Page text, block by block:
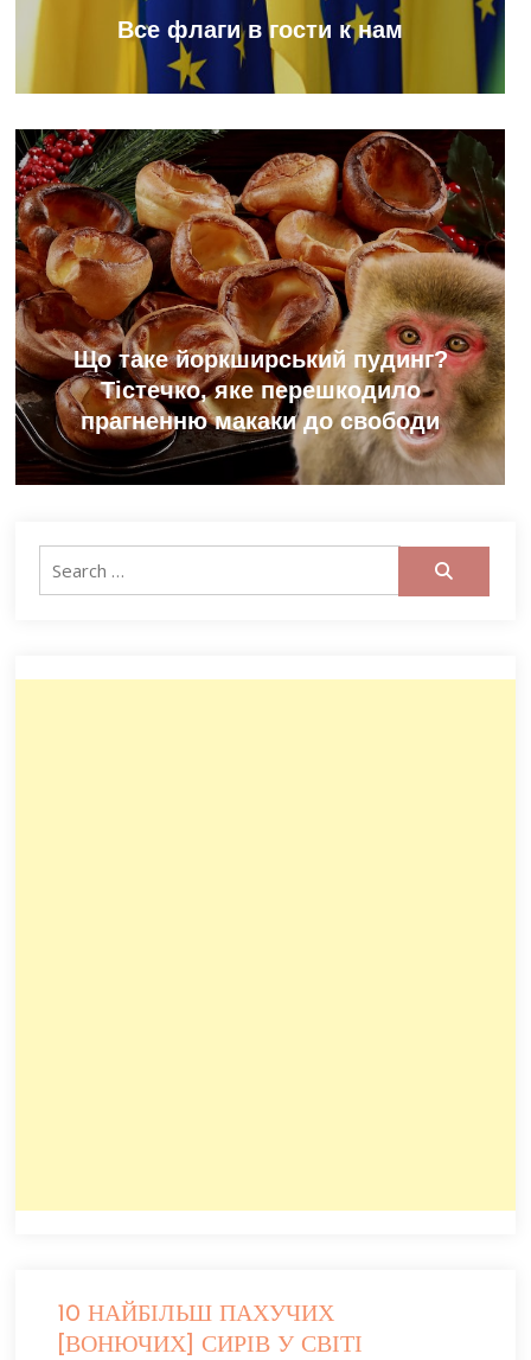
Все флаги в гости к нам
Що таке йоркширський пудинг?
Тістечко, яке перешкодило
прагненню макаки до свободи
Search
10 НАЙБІЛЬШ ПАХУЧИХ
[ВОНЮЧИХ] СИРІВ У СВІТІ